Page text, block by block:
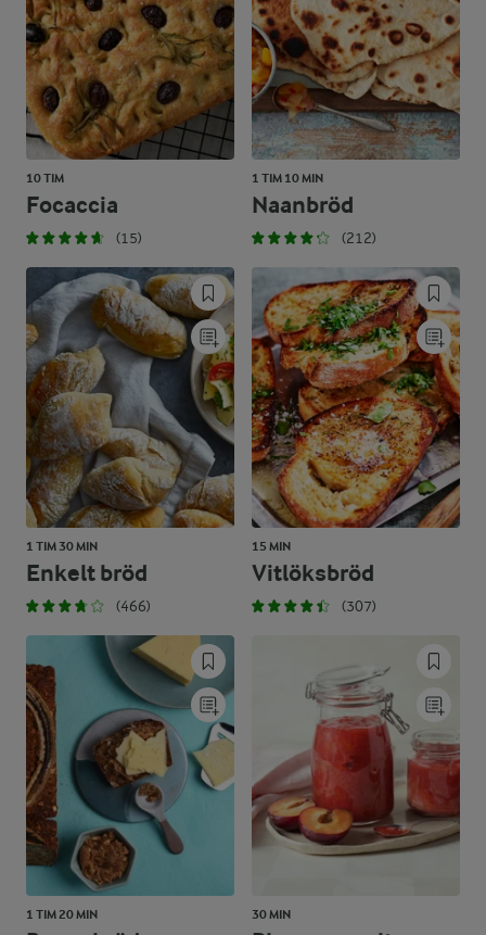
10 TIM
Focaccia
(15)
1 TIM 10 MIN
Naanbröd
(212)
1 TIM 30 MIN
Enkelt bröd
(466)
15 MIN
Vitlöksbröd
(307)
1 TIM 20 MIN 30 MIN